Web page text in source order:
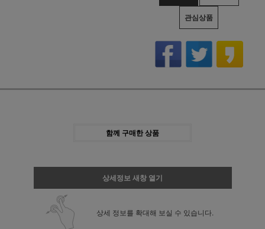
관심상품
함께 구매한 상품
상세정보 새창 열기
상세 정보를 확대해 보실 수 있습니다.